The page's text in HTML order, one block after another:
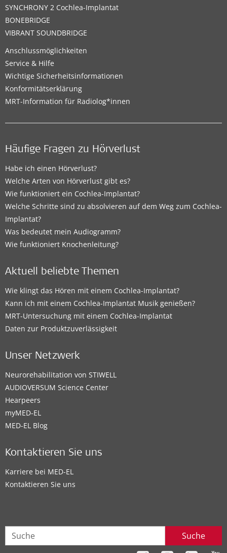
SYNCHRONY 2 Cochlea-Implantat
BONEBRIDGE
VIBRANT SOUNDBRIDGE
Anschlussmöglichkeiten
Service & Hilfe
Wichtige Sicherheitsinformationen
Konformitätserklärung
MRT-Information für Radiolog*innen
Häufige Fragen zu Hörverlust
Habe ich einen Hörverlust?
Welche Arten von Hörverlust gibt es?
Wie funktioniert ein Cochlea-Implantat?
Welche Schritte sind zu absolvieren auf dem Weg zum Cochlea-
Implantat?
Was bedeutet mein Audiogramm?
Wie funktioniert Knochenleitung?
Aktuell beliebte Themen
Wie klingt das Hören mit einem Cochlea-Implantat?
Kann ich mit einem Cochlea-Implantat Musik genießen?
MRT-Untersuchung mit einem Cochlea-Implantat
Daten zur Produktzuverlässigkeit
Unser Netzwerk
Neurorehabilitation von STIWELL
AUDIOVERSUM Science Center
Hearpeers
myMED‑EL
MED-EL Blog
Kontaktieren Sie uns
Karriere bei MED-EL
Kontaktieren Sie uns
Suche